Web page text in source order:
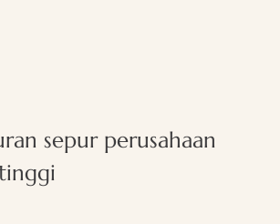
sepur perusahaan